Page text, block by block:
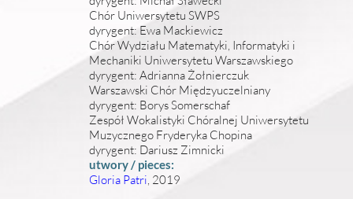
Chór Uniwersytetu SWPS
dyrygent: Ewa Mackiewicz
Chór Wydziału Matematyki, Informatyki i
Mechaniki Uniwersytetu Warszawskiego
dyrygent: Adrianna Żołnierczuk
Warszawski Chór Międzyuczelniany
dyrygent: Borys Somerschaf
Zespół Wokalistyki Chóralnej Uniwersytetu
Muzycznego Fryderyka Chopina
dyrygent: Dariusz Zimnicki
utwory / pieces:
Gloria Patri, 2019